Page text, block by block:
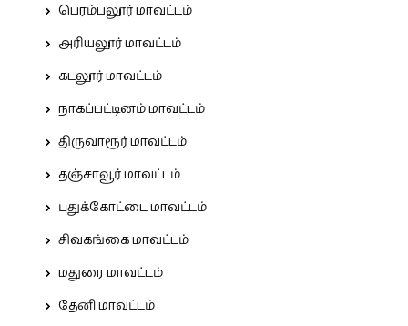
பெரம்பலூர் மாவட்டம்
அரியலூர் மாவட்டம்
கடலூர் மாவட்டம்
நாகப்பட்டினம் மாவட்டம்
திருவாரூர் மாவட்டம்
தஞ்சாவூர் மாவட்டம்
புதுக்கோட்டை மாவட்டம்
சிவகங்கை மாவட்டம்
மதுரை மாவட்டம்
தேனி மாவட்டம்